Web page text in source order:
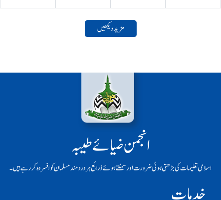
مزید دیکھیں
انجمن ضیائے طیبہ
اسلامی تعلیمات کی بڑھتی ہوئی ضرورت اور سمٹتے ہوئے ذرائع ہر دردمند مسلمان کو افسردہ کر رہے ہیں۔